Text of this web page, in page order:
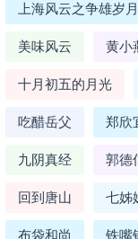
上海风云之争雄岁月
美味风云 黄小
十月初五的月光
吃醋岳父 郑欣
九阴真经 郭德
回到唐山 七姊
布袋和尚 铁嘴